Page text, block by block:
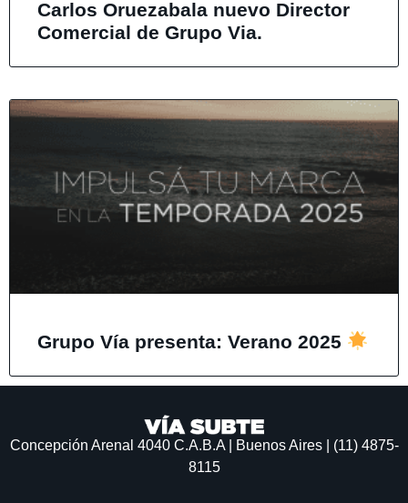
Carlos Oruezabala nuevo Director
Comercial de Grupo Via.
Grupo Vía presenta: Verano 2025
Concepción Arenal 4040C.A.B.A | Buenos Aires | (11) 4875-
8115